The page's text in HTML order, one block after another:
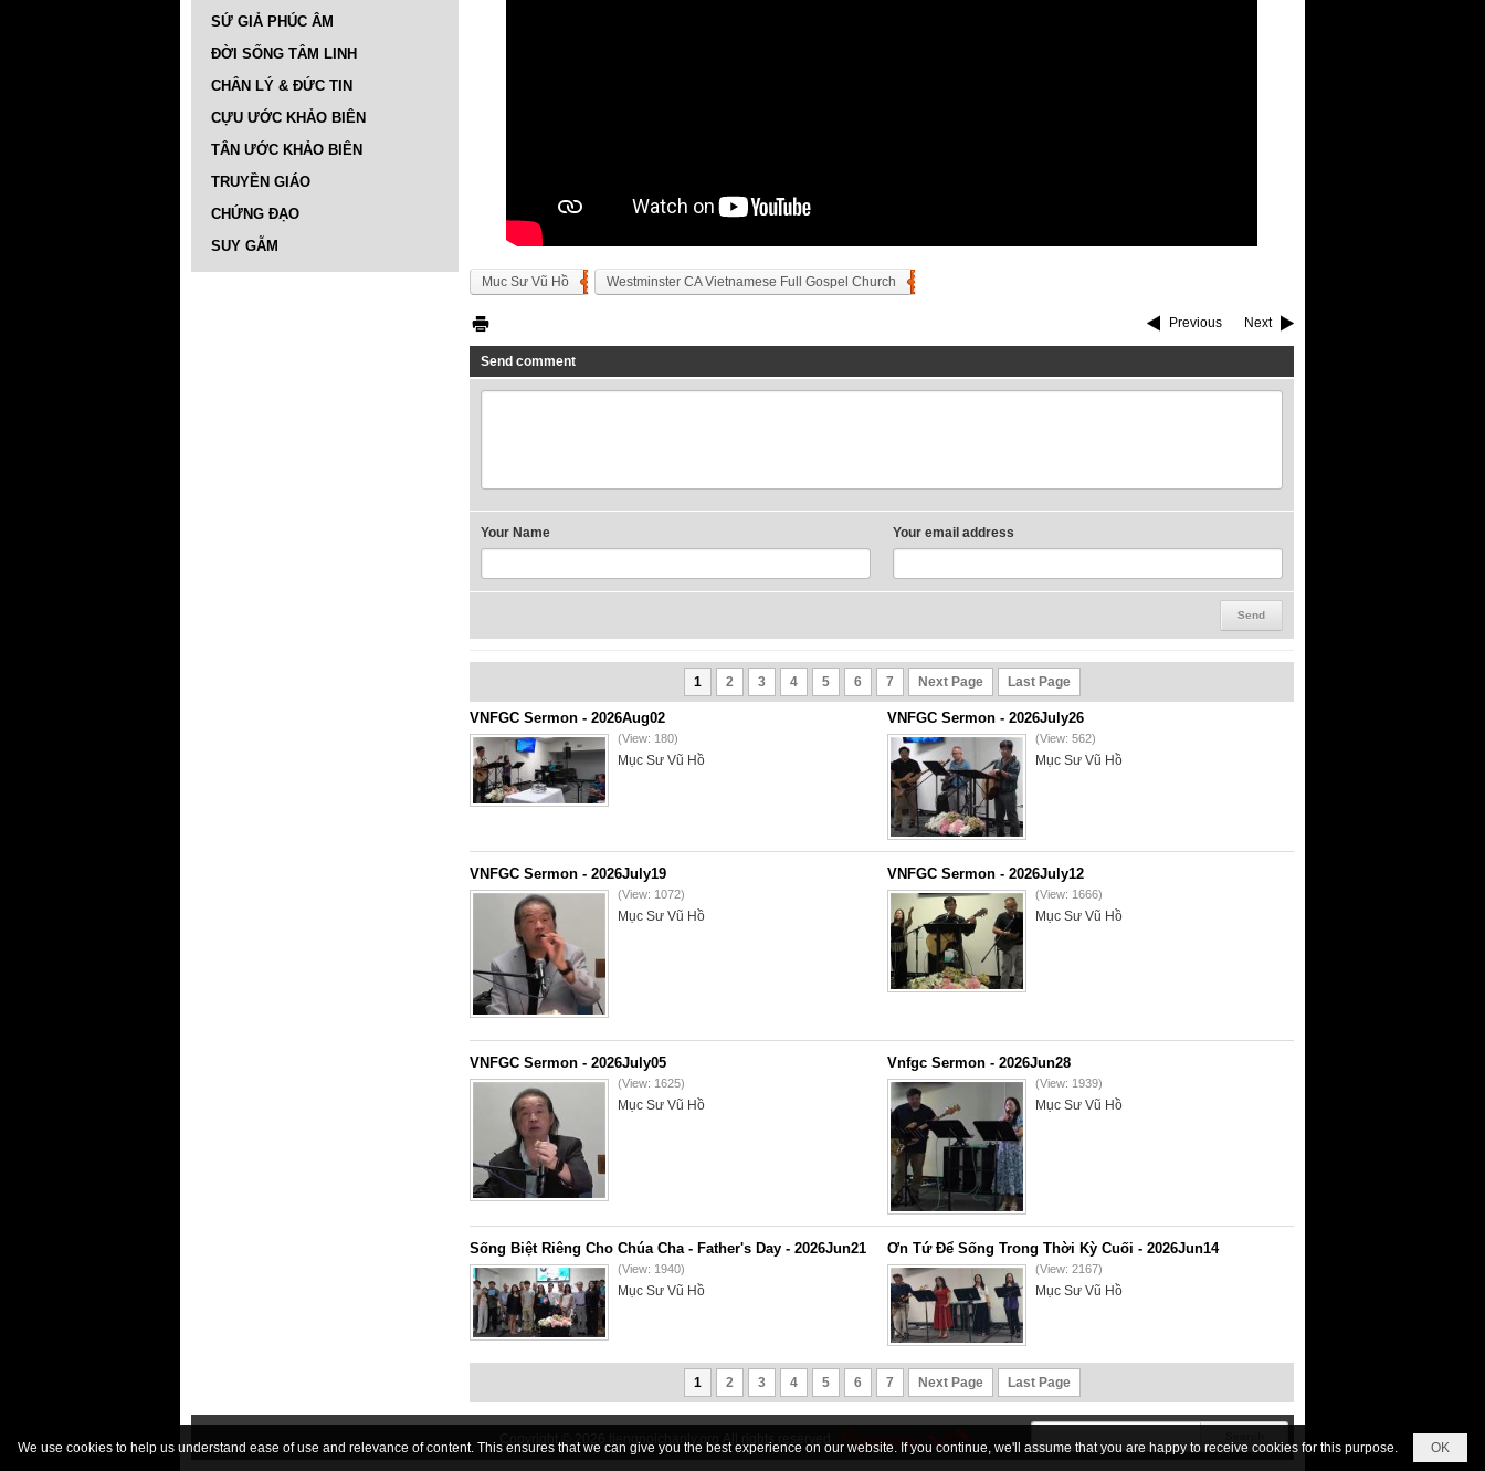
SỨ GIẢ PHÚC ÂM
ĐỜI SỐNG TÂM LINH
CHÂN LÝ & ĐỨC TIN
CỰU ƯỚC KHẢO BIÊN
TÂN ƯỚC KHẢO BIÊN
TRUYỀN GIÁO
CHỨNG ĐẠO
SUY GẪM
Muc Sư Vũ Hồ Westminster CA Vietnamese Full Gospel Church
Previous Next
Send comment
Your Name Your email address
1 2 3 4 5 6 7 Next Page Last Page
VNFGC Sermon - 2026Aug02
(View: 180)
Mục Sư Vũ Hồ
VNFGC Sermon - 2026July26
(View: 562)
Mục Sư Vũ Hồ
VNFGC Sermon - 2026July19
(View: 1072)
Mục Sư Vũ Hồ
VNFGC Sermon - 2026July12
(View: 1666)
Mục Sư Vũ Hồ
VNFGC Sermon - 2026July05
(View: 1625)
Mục Sư Vũ Hồ
Vnfgc Sermon - 2026Jun28
(View: 1939)
Mục Sư Vũ Hồ
Sống Biệt Riêng Cho Chúa Cha - Father's Day - 2026Jun21
(View: 1940)
Mục Sư Vũ Hồ
Ơn Tứ Để Sống Trong Thời Kỳ Cuối - 2026Jun14
(View: 2167)
Mục Sư Vũ Hồ
1 2 3 4 5 6 7 Next Page Last Page
Copyright © 2026 tiengnoichanly.org All rights reserved
OK
We use cookies to help us understand ease of use and relevance of content. This ensures that we can give you the best experience on our website. If you continue, we'll assume that you are happy to receive cookies for this purpose.